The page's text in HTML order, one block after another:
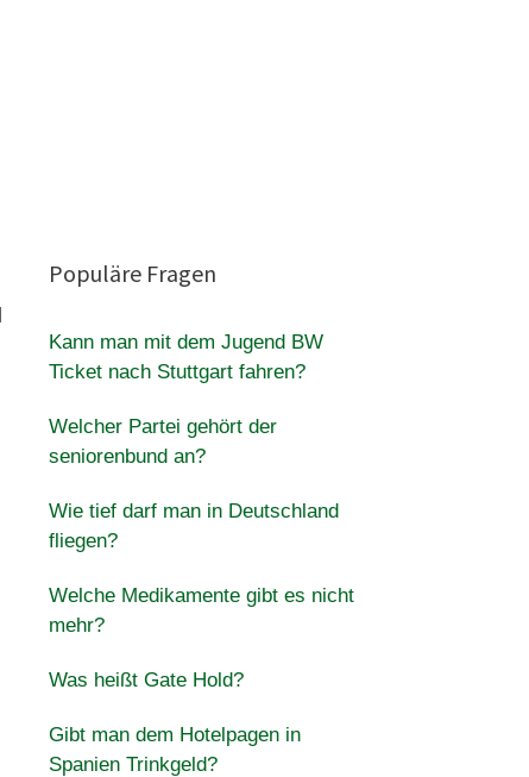
Populäre Fragen
Kann man mit dem Jugend BW
Ticket nach Stuttgart fahren?
Welcher Partei gehört der
seniorenbund an?
Wie tief darf man in Deutschland
fliegen?
Welche Medikamente gibt es nicht
mehr?
Was heißt Gate Hold?
Gibt man dem Hotelpagen in
Spanien Trinkgeld?